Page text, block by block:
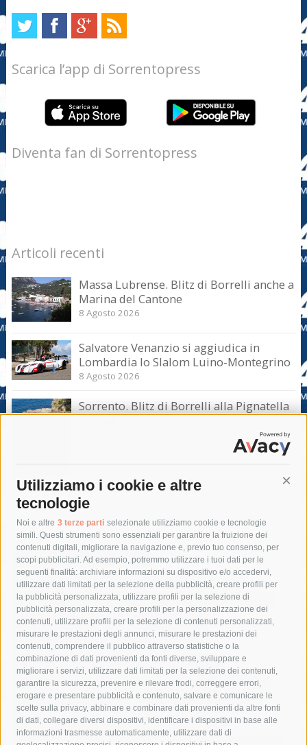
Utilizziamo i cookie e altre
tecnologie
Noi e altre 3 terze parti selezionate utilizziamo cookie e tecnologie
simili. Questi strumenti sono essenziali per garantire la fruizione dei
contenuti digitali, migliorare la navigazione e, previo tuo consenso, per
scopi pubblicitari. Ad esempio, potremmo utilizzare i tuoi dati per le
seguenti finalità: archiviare informazioni su dispositivo e/o accedervi,
utilizzare dati limitati per la selezione della pubblicità, creare profili per
la pubblicità personalizzata, utilizzare profili per la selezione di
pubblicità personalizzata, creare profili per la personalizzazione dei
contenuti, utilizzare profili per la selezione di contenuti personalizzati,
misurare le prestazioni degli annunci, misurare le prestazioni dei
contenuti, comprendere il pubblico attraverso statistiche o la
combinazione di dati provenienti da fonti diverse, sviluppare e
migliorare i servizi, utilizzare dati limitati per la selezione dei contenuti,
garantire la sicurezza, prevenire e rilevare frodi, correggere errori,
erogare e presentare pubblicità e contenuto, salvare e comunicare le
scelte sulla privacy, abbinare e combinare dati provenienti da altre fonti
di dati, collegare diversi dispositivi, identificare i dispositivi in base alle
informazioni trasmesse automaticamente, utilizzare dati di
Scarica l’app di Sorrentopress
Diventa fan di Sorrentopress
Articoli recenti
Massa Lubrense. Blitz di Borrelli anche a
Marina del Cantone
8 Agosto 2026
Salvatore Venanzio si aggiudica in
Lombardia lo Slalom Luino-Montegrino
8 Agosto 2026
Sorrento. Blitz di Borrelli alla Pignatella
– video –
Tag
acqua allerta meteo
anas
area marina protetta di punta campanella
arresto
Asl Napoli 3 sud
capitaneria di porto capri
carabinieri
castellammare di stabia
circumvesuviana
comune di sorrento
concerto
contagi
costiera amalfitana
covid-19 eav
elezioni
fondazione sorrento
gori guardia costiera
incidente
lavori
lorenzo balducelli mare
massa lubrense
massimo coppola
Meta napoli
ordinanza